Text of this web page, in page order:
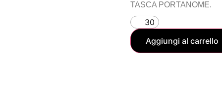
TASCA PORTANOME.
Aggiungi al carrello